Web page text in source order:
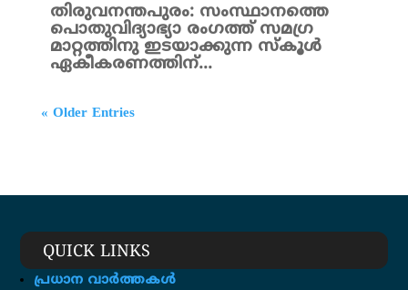
തിരുവനന്തപുരം: സംസ്ഥാനത്തെ
പൊതുവിദ്യാഭ്യാ രംഗത്ത് സമഗ്ര
മാറ്റത്തിനു ഇടയാക്കുന്ന സ്കൂൾ
ഏകീകരണത്തിന്...
« Older Entries
QUICK LINKS
പ്രധാന വാർത്തകൾ